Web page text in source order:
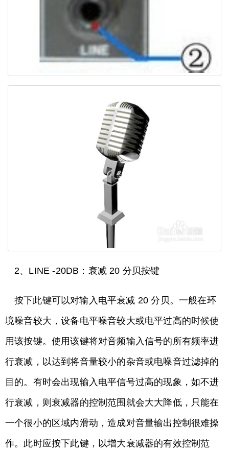
2、LINE -20DB：衰减 20 分贝按键
按下此键可以对输入电平衰减 20 分贝。一般在环
境噪音较大，设备电平噪音较大或电平过高的时候使
用该按键。使用该键将对音频输入信号的所有频率进
行衰减，以达到将音量较小的杂音或电噪音过滤掉的
目的。有时会出现输入电平信号过高的现象，如不进
行衰减，则衰减器的控制范围就会大大降低，只能在
一个很小的区域内滑动，造成对音量输出控制很难操
作。此时应按下此键，以增大衰减器的有效控制范